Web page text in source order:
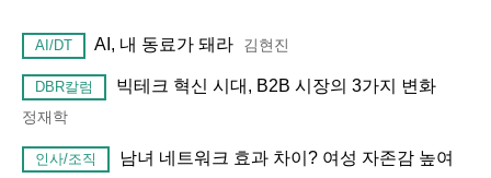
AI/DT AI, 내 동료가 돼라 김현진
DBR칼럼 빅테크 혁신 시대, B2B 시장의 3가지 변화
정재학
인사/조직
남녀 네트워크 효과 차이? 여성 자존감 높여